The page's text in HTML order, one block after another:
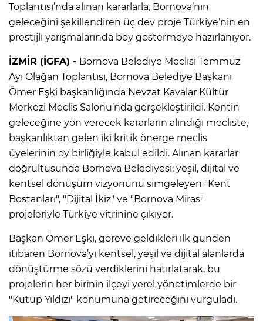
Toplantısı’nda alınan kararlarla, Bornova’nın
geleceğini şekillendiren üç dev proje Türkiye’nin en
prestijli yarışmalarında boy göstermeye hazırlanıyor.
İZMİR (İGFA) - Bornova Belediye Meclisi Temmuz
Ayı Olağan Toplantısı, Bornova Belediye Başkanı
Ömer Eşki başkanlığında Nevzat Kavalar Kültür
Merkezi Meclis Salonu’nda gerçekleştirildi. Kentin
geleceğine yön verecek kararların alındığı mecliste,
başkanlıktan gelen iki kritik önerge meclis
üyelerinin oy birliğiyle kabul edildi. Alınan kararlar
doğrultusunda Bornova Belediyesi; yeşil, dijital ve
kentsel dönüşüm vizyonunu simgeleyen "Kent
Bostanları", "Dijital İkiz" ve "Bornova Miras"
projeleriyle Türkiye vitrinine çıkıyor.
Başkan Ömer Eşki, göreve geldikleri ilk günden
itibaren Bornova’yı kentsel, yeşil ve dijital alanlarda
dönüştürme sözü verdiklerini hatırlatarak, bu
projelerin her birinin ilçeyi yerel yönetimlerde bir
"Kutup Yıldızı" konumuna getireceğini vurguladı.